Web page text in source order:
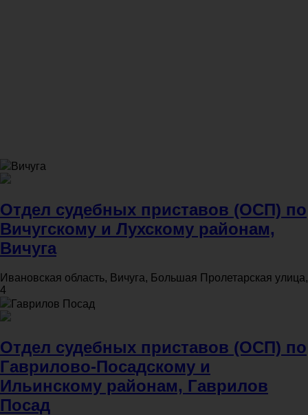
Вичуга
Отдел судебных приставов (ОСП) по
Вичугскому и Лухскому районам,
Вичуга
Ивановская область, Вичуга, Большая Пролетарская улица,
4
Гаврилов Посад
Отдел судебных приставов (ОСП) по
Гаврилово-Посадскому и
Ильинскому районам, Гаврилов
Посад